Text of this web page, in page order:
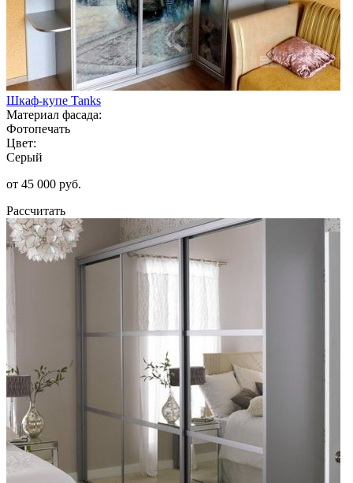
Шкаф-купе Tanks
Материал фасада:
Фотопечать
Цвет:
Серый
от 45 000 руб.
Рассчитать